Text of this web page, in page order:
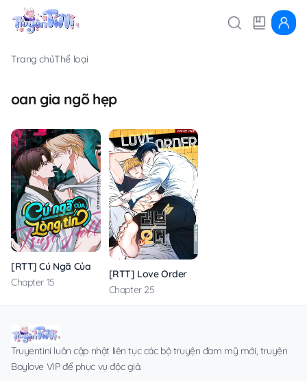
Trang chủThể loại
oan gia ngõ hẹp
[RTT] Cú Ngã Của Lòng Tin
Chapter 15
[RTT] Love Order
Chapter 25
Truyentini luôn cập nhật liên tục các bộ truyện đam mỹ mới, truyện
Boylove VIP để phục vụ độc giả.